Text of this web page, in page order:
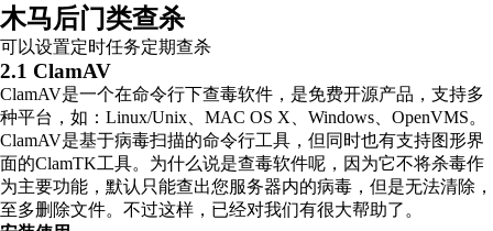
木马后门类查杀
可以设置定时任务定期查杀
2.1 ClamAV
ClamAV是一个在命令行下查毒软件，是免费开源产品，支持多
种平台，如：Linux/Unix、MAC OS X、Windows、OpenVMS。
ClamAV是基于病毒扫描的命令行工具，但同时也有支持图形界
面的ClamTK工具。为什么说是查毒软件呢，因为它不将杀毒作
为主要功能，默认只能查出您服务器内的病毒，但是无法清除，
至多删除文件。不过这样，已经对我们有很大帮助了。